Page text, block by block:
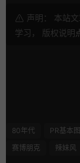
声明： 本站
学习， 版权说明
80年代 PR基本
赛博朋克
辣妹风